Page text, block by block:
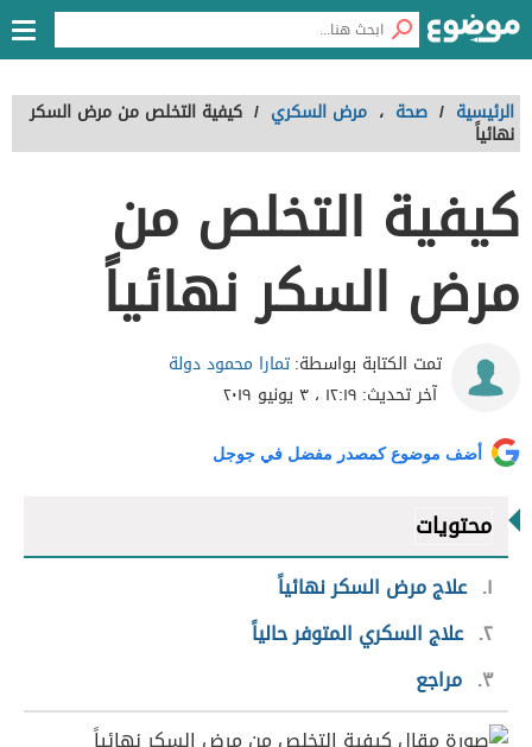
الرئيسية / صحة ، مرض السكري / كيفية التخلص من مرض السكر
نهائياً
كيفية التخلص من
مرض السكر نهائياً
تمت الكتابة بواسطة:تمارا محمود دولة
آخر تحديث: ١٢:١٩ ، ٣ يونيو ٢٠١٩
أضف موضوع كمصدر مفضل في جوجل
محتويات
١ علاج مرض السكر نهائياً
٢ علاج السكري المتوفر حالياً
٣ مراجع